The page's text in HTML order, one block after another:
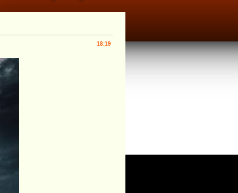
18:19